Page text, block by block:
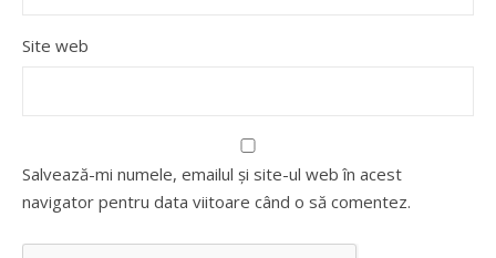
Site web
Salvează-mi numele, emailul și site-ul web în acest
navigator pentru data viitoare când o să comentez.